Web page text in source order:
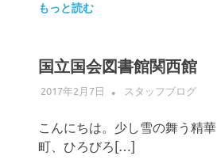
もっと読む
国立国会図書館関西館
2017年2月7日 ADMIN
スタッフブログ
こんにちは。少し雪の舞う精華
町、ひろびろ[…]